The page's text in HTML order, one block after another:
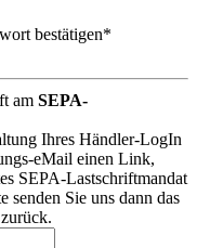
bestätigen*
am SEPA-
Ihres Händler-LogIn
eMail einen Link,
SEPA-Lastschriftmandat
Sie uns dann das